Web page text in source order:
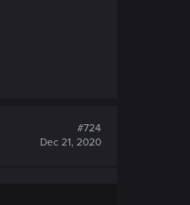
#724
Dec 21, 2020